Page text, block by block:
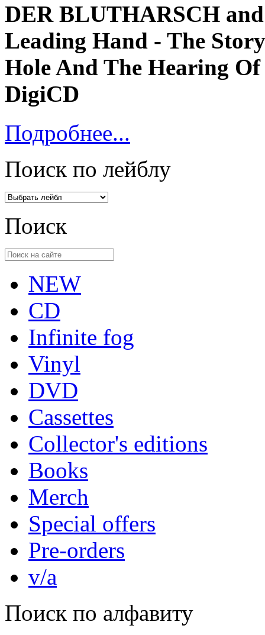
DER BLUTHARSCH
Leading Hand - The
Hole And The Hearing
DigiCD
Подробнее...
Поиск по лейблу
Поиск
NEW
CD
Infinite fog
Vinyl
DVD
Cassettes
Collector's editions
Books
Merch
Special offers
Pre-orders
v/a
Поиск по алфавиту